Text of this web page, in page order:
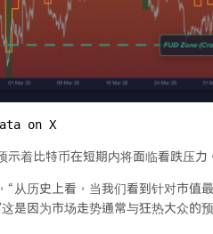
on X
示着比特币在短期内将面临看跌压力
“从历史上看，当我们看到针对市值
是因为市场走势通常与狂热大众的